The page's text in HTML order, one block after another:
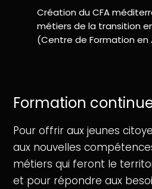
Création du CFA
métiers de la transition
(Centre de Formation en
Formation
Pour offrir aux jeunes
aux nouvelles
métiers qui feront le
et pour répondre aux